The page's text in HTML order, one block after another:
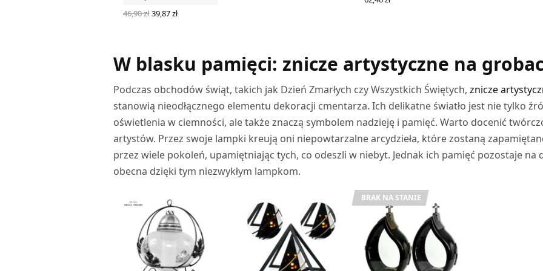
46,90zł Pierwotna
cena
39,87złAktualna
W blasku pamięci: znicze artystyczne na
Podczas obchodów świąt, takich jak Dzień Zmarłych czy Wszystkich Świętych,znicze
stanowią nieodłącznego elementu dekoracji cmentarza. Ich delikatne światło jest nie tylko
oświetlenia w ciemności, ale także znaczą symbolem nadzieję i pamięć. Warto docenić
artystów. Przez swoje lampki kreują oni niepowtarzalne arcydzieła, które zostaną
przez wiele pokoleń, upamiętniając tych, co odeszli w niebyt. Jednak ich pamięć pozostaje na
obecna dzięki tym niezwykłym lampkom.
BRAK NA STANIE